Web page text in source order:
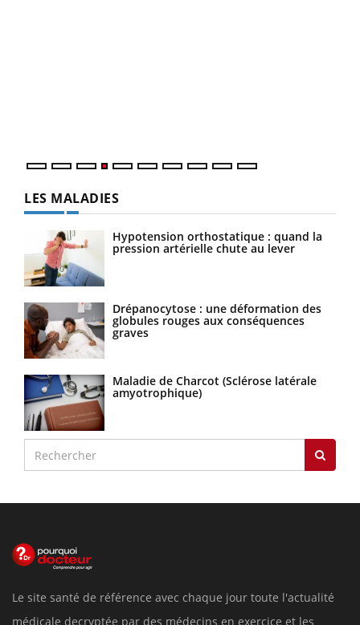
LES MALADIES
Hypotension orthostatique : quand la
pression artérielle chute au lever
Drépanocytose : une déformation des
globules rouges aux conséquences
graves
Maladie de Charcot (Sclérose latérale
amyotrophique)
Le site santé de référence avec chaque jour toute l'actualité
médicale decryptée par des médecins en exercice et les